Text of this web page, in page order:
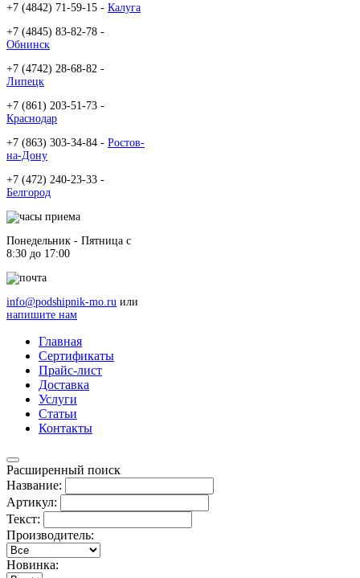
+7 (4842) 71-59-15 - Калуга
+7 (4845) 83-82-78 -
Обнинск
+7 (4742) 28-68-82 -
Липецк
+7 (861) 203-51-73 -
Краснодар
+7 (863) 303-34-84 - Ростов-
на-Дону
+7 (472) 240-23-33 -
Белгород
Понедельник - Пятница c
8:30 до 17:00
info@podshipnik-mo.ru или
напишите нам
Главная
Сертификаты
Прайс-лист
Доставка
Услуги
Статьи
Контакты
Расширенный поиск
Название:
Артикул:
Текст:
Производитель:
Новинка: